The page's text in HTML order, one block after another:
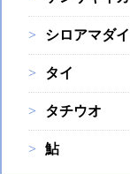
シロアマダイ
タイ
タチウオ
鮎